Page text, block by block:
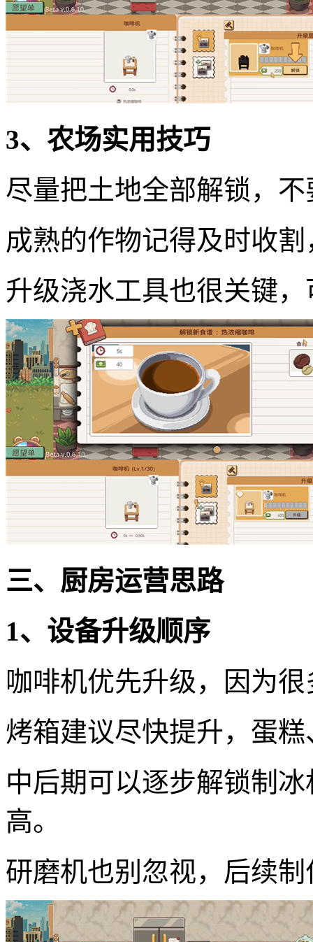
3、农场实用技巧
尽量把土地全部解锁，
成熟的作物记得及时收
升级浇水工具也很关键
三、厨房运营思路
1、设备升级顺序
咖啡机优先升级，因为
烤箱建议尽快提升，蛋
中后期可以逐步解锁制
高。
研磨机也别忽视，后续